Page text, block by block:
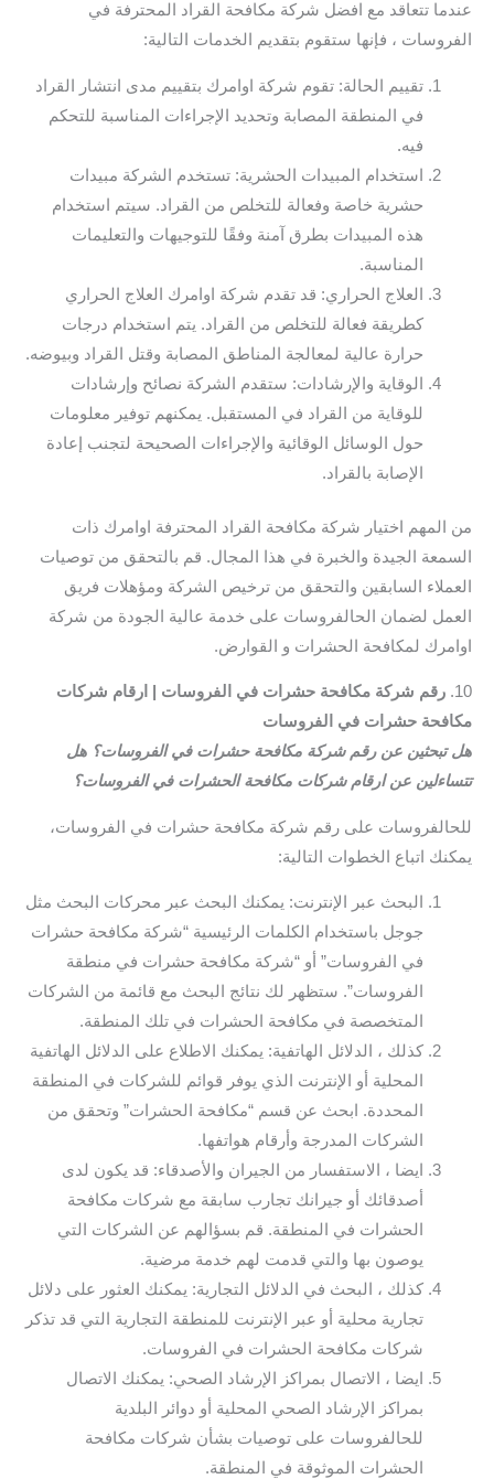
عندما تتعاقد مع افضل شركة مكافحة القراد المحترفة في
الفروسات ، فإنها ستقوم بتقديم الخدمات التالية:
تقييم الحالة: تقوم شركة اوامرك بتقييم مدى انتشار القراد
في المنطقة المصابة وتحديد الإجراءات المناسبة للتحكم
فيه.
استخدام المبيدات الحشرية: تستخدم الشركة مبيدات
حشرية خاصة وفعالة للتخلص من القراد. سيتم استخدام
هذه المبيدات بطرق آمنة وفقًا للتوجيهات والتعليمات
المناسبة.
العلاج الحراري: قد تقدم شركة اوامرك العلاج الحراري
كطريقة فعالة للتخلص من القراد. يتم استخدام درجات
حرارة عالية لمعالجة المناطق المصابة وقتل القراد وبيوضه.
الوقاية والإرشادات: ستقدم الشركة نصائح وإرشادات
للوقاية من القراد في المستقبل. يمكنهم توفير معلومات
حول الوسائل الوقائية والإجراءات الصحيحة لتجنب إعادة
الإصابة بالقراد.
من المهم اختيار شركة مكافحة القراد المحترفة اوامرك ذات
السمعة الجيدة والخبرة في هذا المجال. قم بالتحقق من توصيات
العملاء السابقين والتحقق من ترخيص الشركة ومؤهلات فريق
العمل لضمان الحالفروسات على خدمة عالية الجودة من شركة
اوامرك لمكافحة الحشرات و القوارض.
10. رقم شركة مكافحة حشرات في الفروسات | ارقام شركات
مكافحة حشرات في الفروسات
هل تبحثين عن رقم شركة مكافحة حشرات في الفروسات؟ هل
تتساءلين عن ارقام شركات مكافحة الحشرات في الفروسات؟
للحالفروسات على رقم شركة مكافحة حشرات في الفروسات،
يمكنك اتباع الخطوات التالية:
البحث عبر الإنترنت: يمكنك البحث عبر محركات البحث مثل
جوجل باستخدام الكلمات الرئيسية “شركة مكافحة حشرات
في الفروسات” أو “شركة مكافحة حشرات في منطقة
الفروسات”. ستظهر لك نتائج البحث مع قائمة من الشركات
المتخصصة في مكافحة الحشرات في تلك المنطقة.
كذلك ، الدلائل الهاتفية: يمكنك الاطلاع على الدلائل الهاتفية
المحلية أو الإنترنت الذي يوفر قوائم للشركات في المنطقة
المحددة. ابحث عن قسم “مكافحة الحشرات” وتحقق من
الشركات المدرجة وأرقام هواتفها.
ايضا ، الاستفسار من الجيران والأصدقاء: قد يكون لدى
أصدقائك أو جيرانك تجارب سابقة مع شركات مكافحة
الحشرات في المنطقة. قم بسؤالهم عن الشركات التي
يوصون بها والتي قدمت لهم خدمة مرضية.
كذلك ، البحث في الدلائل التجارية: يمكنك العثور على دلائل
تجارية محلية أو عبر الإنترنت للمنطقة التجارية التي قد تذكر
شركات مكافحة الحشرات في الفروسات.
ايضا ، الاتصال بمراكز الإرشاد الصحي: يمكنك الاتصال
بمراكز الإرشاد الصحي المحلية أو دوائر البلدية
للحالفروسات على توصيات بشأن شركات مكافحة
الحشرات الموثوقة في المنطقة.